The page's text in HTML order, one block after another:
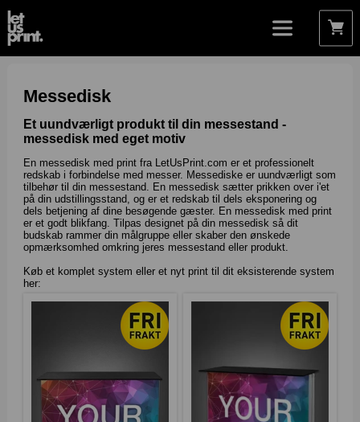
Messedisk
Et uundværligt produkt til din messestand -
messedisk med eget motiv
En messedisk med print fra LetUsPrint.com er et professionelt
redskab i forbindelse med messer. Messediske er uundværligt som
tilbehør til din messestand. En messedisk sætter prikken over i'et
på din udstillingsstand, og er et redskab til dels eksponering og
dels betjening af dine besøgende gæster. En messedisk med print
er et godt blikfang. Tilpas designet på din messedisk så dit
budskab rammer din målgruppe eller skaber den ønskede
opmærksomhed omkring jeres messestand eller produkt.
Køb et komplet system eller et nyt print til dit eksisterende system
her: